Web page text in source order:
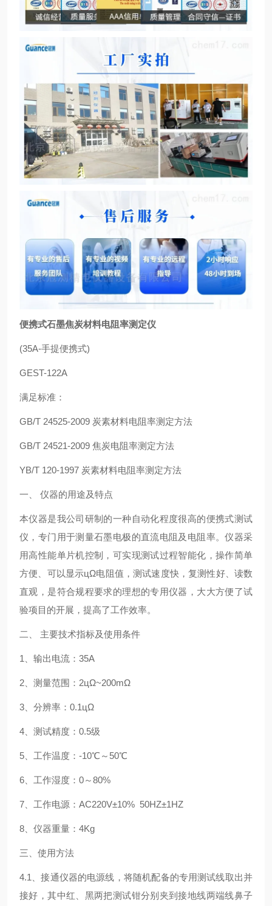
便携式石墨焦炭材料电阻率测定仪
(35A-手提便携式)
GEST-122A
满足标准：
GB/T 24525-2009 炭素材料电阻率测定方法
GB/T 24521-2009 焦炭电阻率测定方法
YB/T 120-1997 炭素材料电阻率测定方法
一、 仪器的用途及特点
本仪器是我公司研制的一种自动化程度很高的便携式测试
仪，专门用于测量石墨电极的直流电阻及电阻率。仪器采
用高性能单片机控制，可实现测试过程智能化，操作简单
方便、可以显示цΩ电阻值，测试速度快，复测性好、读数
直观，是符合规程要求的理想的专用仪器，大大方便了试
验项目的开展，提高了工作效率。
二、 主要技术指标及使用条件
1、输出电流：35A
2、测量范围：2цΩ~200mΩ
3、分辨率：0.1цΩ
4、测试精度：0.5级
5、工作温度：-10℃～50℃
6、工作湿度：0～80%
7、工作电源：AC220V±10% 50HZ±1HZ
8、仪器重量：4Kg
三、使用方法
4.1、接通仪器的电源线，将随机配备的专用测试线取出并
接好，其中红、黑两把测试钳分别夹到接地线两端线鼻子